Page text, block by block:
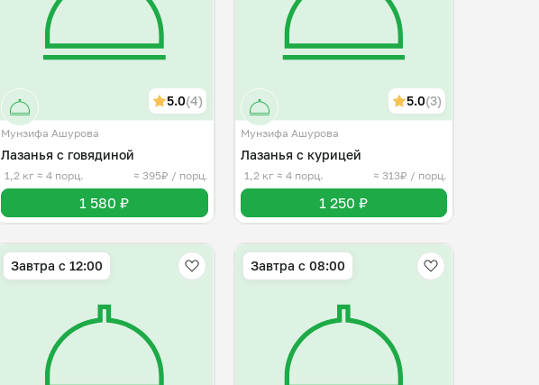
5.0(4)
Мунзифа Ашурова
Лазанья с говядиной
1,2 кг≈ 4 порц. ≈ 395₽ / порц.
1 580 ₽
5.0(3)
Мунзифа Ашурова
Лазанья с курицей
1,2 кг ≈ 4 порц. ≈ 313₽ / порц.
1 250 ₽
Завтра c 12:00 Завтра c 08:00